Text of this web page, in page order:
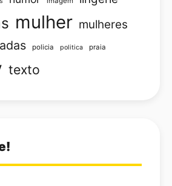
mulher mulheres
policia politica praia
texto